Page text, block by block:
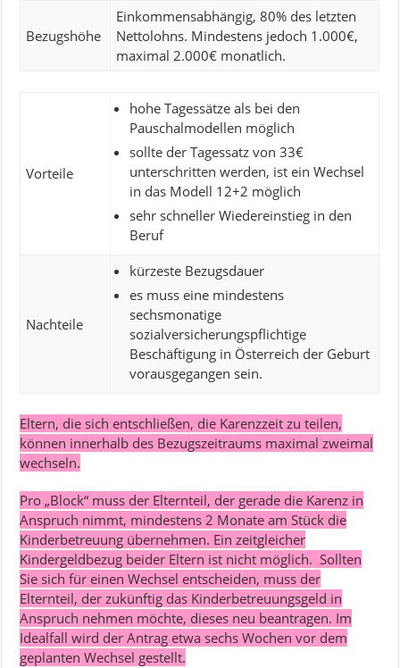
Bezugshöhe
Einkommensabhängig, 80% des letzten
Nettolohns. Mindestens jedoch 1.000€,
maximal 2.000€ monatlich.
Vorteile
hohe Tagessätze als bei den
Pauschalmodellen möglich
sollte der Tagessatz von 33€
unterschritten werden, ist ein Wechsel
in das Modell 12+2 möglich
sehr schneller Wiedereinstieg in den
Beruf
Nachteile
kürzeste Bezugsdauer
es muss eine mindestens
sechsmonatige
sozialversicherungspflichtige
Beschäftigung in Österreich der Geburt
vorausgegangen sein.
Eltern, die sich entschließen, die Karenzzeit zu teilen,
können innerhalb des Bezugszeitraums maximal zweimal
wechseln.
Pro „Block“ muss der Elternteil, der gerade die Karenz in
Anspruch nimmt, mindestens 2 Monate am Stück die
Kinderbetreuung übernehmen. Ein zeitgleicher
Kindergeldbezug beider Eltern ist nicht möglich. Sollten
Sie sich für einen Wechsel entscheiden, muss der
Elternteil, der zukünftig das Kinderbetreuungsgeld in
Anspruch nehmen möchte, dieses neu beantragen. Im
Idealfall wird der Antrag etwa sechs Wochen vor dem
geplanten Wechsel gestellt.